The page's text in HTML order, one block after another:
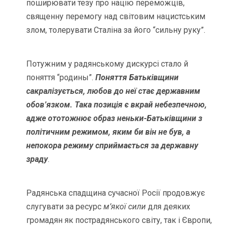
поширювати тезу про націю переможців,
священну перемогу над світовим нацистським
злом, толерувати Сталіна за його “сильну руку”.
Потужним у радянському дискурсі стало й
поняття “родины”.Поняття Батьківщини
сакралізується, любов до неї стає державним
обов’язком. Така позиція є вкрай небезпечною,
адже ототожнює образ неньки-Батьківщини з
політичним режимом, яким би він не був, а
непокора режиму сприймається за державну
зраду.
Радянська спадщина сучасної Росії продовжує
слугувати за ресурсм’якої силидля деяких
громадян як пострадянського світу, так і Європи,